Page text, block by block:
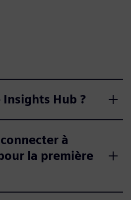
Hub ?
à
la première